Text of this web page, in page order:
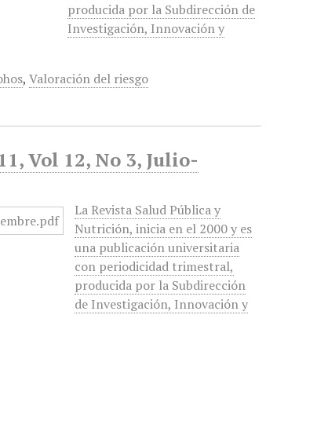
producida por la Subdirección de
Investigación, Innovación y
,Valoración del riesgo
Vol 12, No 3, Julio-
La Revista Salud Pública y
Nutrición, inicia en el 2000 y es
una publicación universitaria
con periodicidad trimestral,
producida por la Subdirección
de Investigación, Innovación y